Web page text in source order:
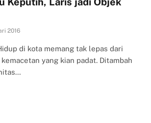
2016
di kota memang tak lepas dari
yang kian padat. Ditambah